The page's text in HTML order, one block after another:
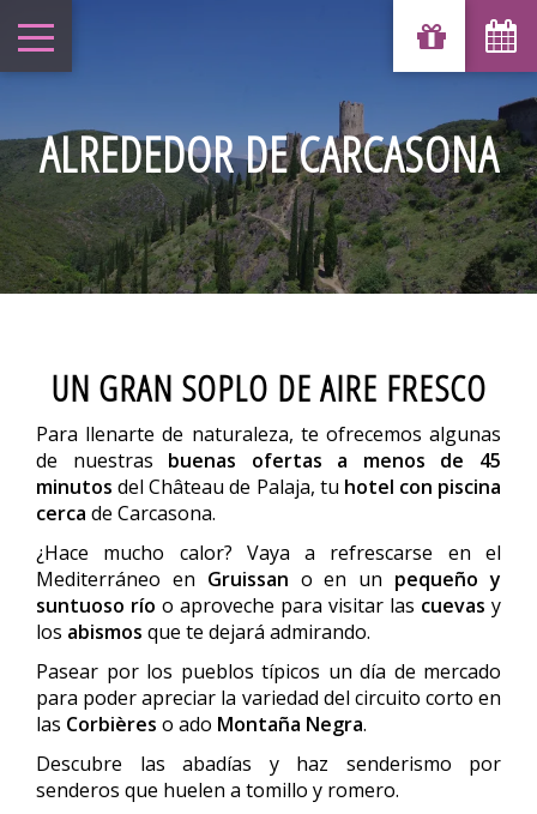
ALREDEDOR DE CARCASONA
UN GRAN SOPLO DE AIRE FRESCO
Para llenarte de naturaleza, te ofrecemos algunas
de nuestras buenas ofertas a menos de 45
minutos del Château de Palaja, tu hotel con piscina
cerca de Carcasona.
¿Hace mucho calor? Vaya a refrescarse en el
Mediterráneo en Gruissan o en un pequeño y
suntuoso río o aproveche para visitar las cuevas y
los abismos que te dejará admirando.
Pasear por los pueblos típicos un día de mercado
para poder apreciar la variedad del circuito corto en
las Corbières o ado Montaña Negra.
Descubre las abadías y haz senderismo por
senderos que huelen a tomillo y romero.